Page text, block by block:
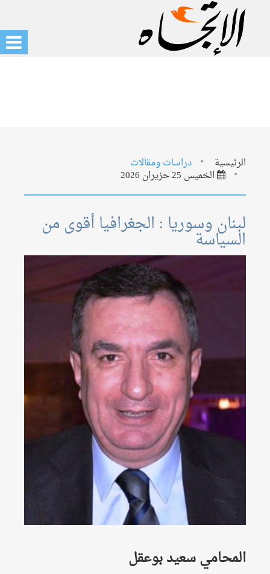
الرئيسية دراسات ومقالات
الخميس 25 حزيران 2026
لبنان وسوريا : الجغرافيا أقوى من
السياسة
المحامي سعيد بوعقل